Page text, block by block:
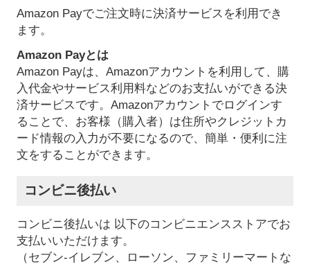
Amazon Payでご注文時に決済サービスを利用でき
ます。
Amazon Payとは
Amazon Payは、Amazonアカウントを利用して、購
入代金やサービス利用料などのお支払いができる決
済サービスです。Amazonアカウントでログインす
ることで、お客様（購入者）は住所やクレジットカ
ード情報の入力が不要になるので、簡単・便利に注
文をすることができます。
コンビニ後払い
コンビニ後払いは 以下のコンビニエンスストアでお
支払いいただけます。
（セブン-イレブン、ローソン、ファミリーマートな